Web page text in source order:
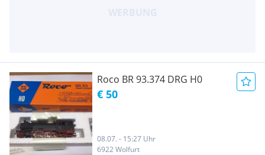
Roco BR 93.374 DRG H0
€ 50
08.07. - 15:27 Uhr
6922 Wolfurt